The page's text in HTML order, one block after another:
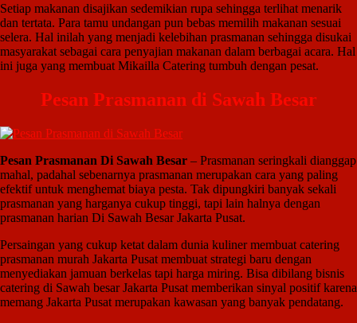
Setiap makanan disajikan sedemikian rupa sehingga terlihat menarik
dan tertata. Para tamu undangan pun bebas memilih makanan sesuai
selera. Hal inilah yang menjadi kelebihan prasmanan sehingga disukai
masyarakat sebagai cara penyajian makanan dalam berbagai acara. Hal
ini juga yang membuat Mikailla Catering tumbuh dengan pesat.
Pesan Prasmanan di Sawah Besar
Pesan Prasmanan Di Sawah Besar – Prasmanan seringkali dianggap
mahal, padahal sebenarnya prasmanan merupakan cara yang paling
efektif untuk menghemat biaya pesta. Tak dipungkiri banyak sekali
prasmanan yang harganya cukup tinggi, tapi lain halnya dengan
prasmanan harian Di Sawah Besar Jakarta Pusat.
Persaingan yang cukup ketat dalam dunia kuliner membuat catering
prasmanan murah Jakarta Pusat membuat strategi baru dengan
menyediakan jamuan berkelas tapi harga miring. Bisa dibilang bisnis
catering di Sawah besar Jakarta Pusat memberikan sinyal positif karena
memang Jakarta Pusat merupakan kawasan yang banyak pendatang.